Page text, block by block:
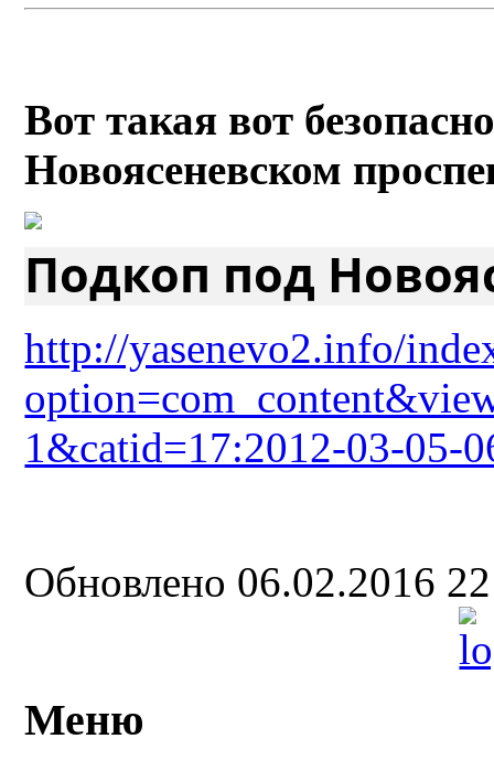
Вот такая вот
Новоясеневском
Подкоп под
http://yasenevo2.info/
1&catid=17:2012-03-05-
Обновлено 06.02.2016
Меню